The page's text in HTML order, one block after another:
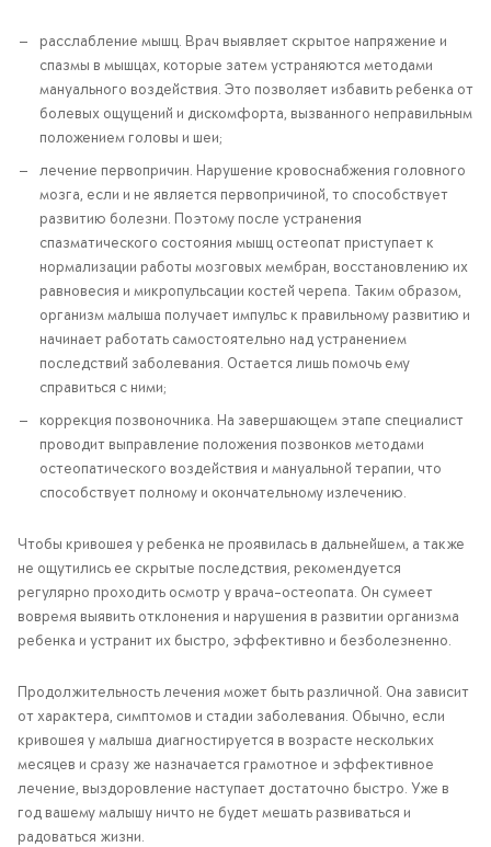
расслабление мышц. Врач выявляет скрытое напряжение и
спазмы в мышцах, которые затем устраняются методами
мануального воздействия. Это позволяет избавить ребенка от
болевых ощущений и дискомфорта, вызванного неправильным
положением головы и шеи;
лечение первопричин. Нарушение кровоснабжения головного
мозга, если и не является первопричиной, то способствует
развитию болезни. Поэтому после устранения
спазматического состояния мышц остеопат приступает к
нормализации работы мозговых мембран, восстановлению их
равновесия и микропульсации костей черепа. Таким образом,
организм малыша получает импульс к правильному развитию и
начинает работать самостоятельно над устранением
последствий заболевания. Остается лишь помочь ему
справиться с ними;
коррекция позвоночника. На завершающем этапе специалист
проводит выправление положения позвонков методами
остеопатического воздействия и мануальной терапии, что
способствует полному и окончательному излечению.
Чтобы кривошея у ребенка не проявилась в дальнейшем, а также
не ощутились ее скрытые последствия, рекомендуется
регулярно проходить осмотр у врача-остеопата. Он сумеет
вовремя выявить отклонения и нарушения в развитии организма
ребенка и устранит их быстро, эффективно и безболезненно.
Продолжительность лечения может быть различной. Она зависит
от характера, симптомов и стадии заболевания. Обычно, если
кривошея у малыша диагностируется в возрасте нескольких
месяцев и сразу же назначается грамотное и эффективное
лечение, выздоровление наступает достаточно быстро. Уже в
год вашему малышу ничто не будет мешать развиваться и
радоваться жизни.